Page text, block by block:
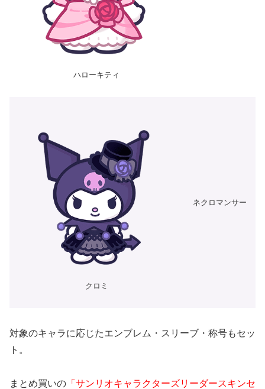
ハローキティ
クロミ
ネクロマンサー
対象のキャラに応じたエンブレム・スリーブ・称号もセッ
ト。
まとめ買いの 「サンリオキャラクターズリーダースキンセ